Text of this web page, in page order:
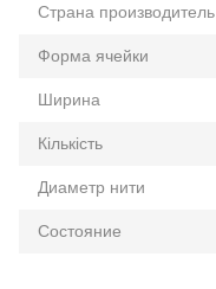
Страна производитель
Форма ячейки
Ширина
Кількість
Диаметр нити
Состояние